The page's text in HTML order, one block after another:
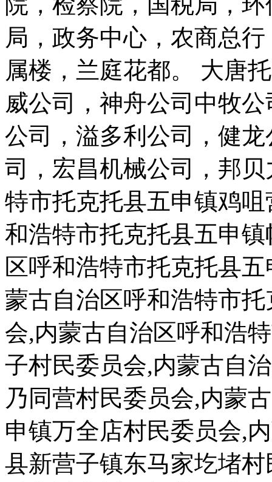
局，政务中心，农商总
属楼，兰庭花都。 大唐
威公司，神舟公司中牧
公司，溢多利公司，健
司，宏昌机械公司，邦
特市托克托县五申镇鸡
和浩特市托克托县五申
区呼和浩特市托克托县
蒙古自治区呼和浩特市
会,内蒙古自治区呼和浩
子村民委员会,内蒙古自
乃同营村民委员会,内蒙
申镇万全店村民委员会,
县新营子镇东马家圪堵